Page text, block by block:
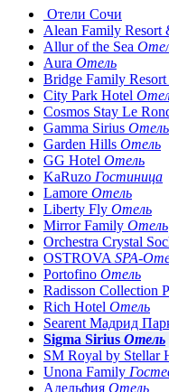
Отели Сочи
Alean Family Resort
Allur of the Sea
Aura Отель
Bridge Family Resort
City Park Hotel
Cosmos Stay Le
Gamma Sirius Отель
Garden Hills Отель
GG Hotel Отель
KaRuzo Гостиница
Lamore Отель
Liberty Fly Отель
Mirror Family Отель
Orchestra Crystal
OSTROVA SPA-
Portofino Отель
Radisson Collection
Rich Hotel Отель
Searent Мадрид
Sigma Sirius Отель
SM Royal by Stellar
Unona Family
Адельфия Отель